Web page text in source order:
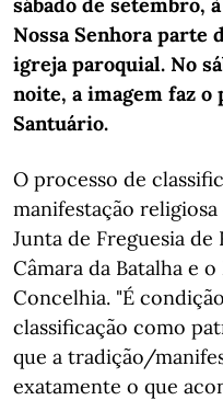
Nossa Senhora parte
igreja paroquial. No
noite, a imagem faz o
Santuário.
O processo de
manifestação
Junta de Freguesia de
Câmara da Batalha e
Concelhia. "É
classificação como
que a tradição/
exatamente o que